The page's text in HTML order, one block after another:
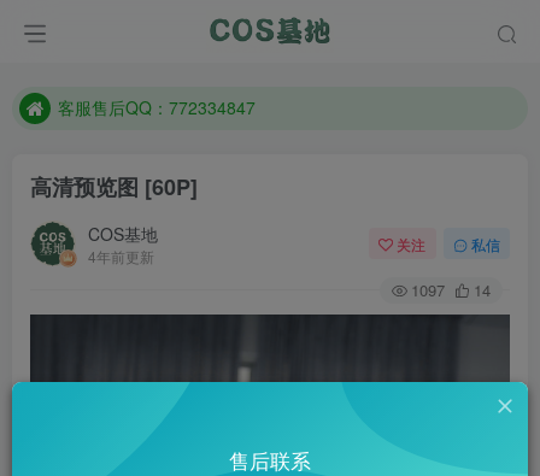
遇到任何问题加客服QQ：772334847
客服售后QQ：772334847
防失联：百度搜索《一七天佳》，实时查看最新站点。
高清预览图 [60P]
COS基地
4年前更新
关注 私信
1097 14
售后联系